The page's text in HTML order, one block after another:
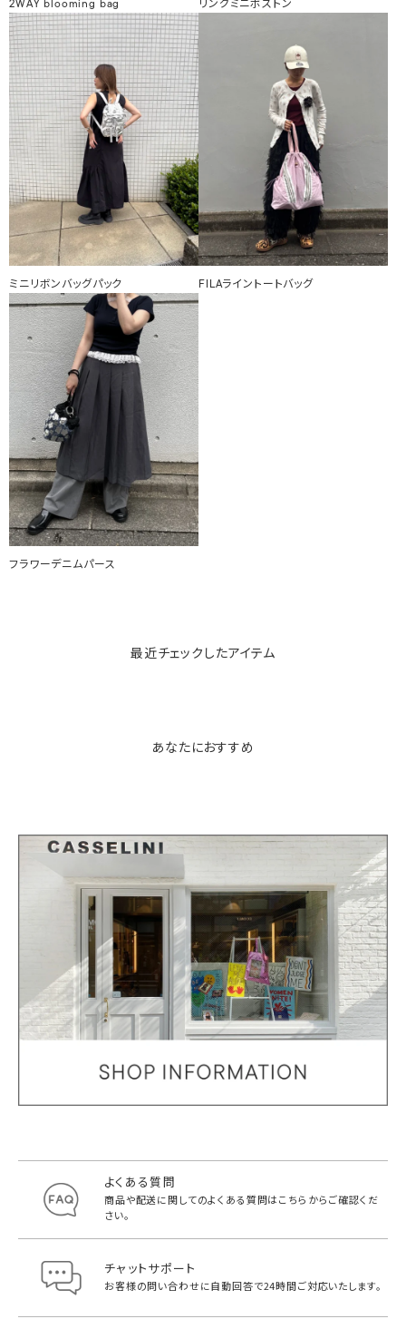
2WAY blooming bag リングミニボストン
ミニリボンバッグパック FILAライントートバッグ
フラワーデニムパース
最近チェックしたアイテム
あなたにおすすめ
よくある質問
商品や配送に関してのよくある質問はこちらからご確認くだ
さい。
チャットサポート
お客様の問い合わせに自動回答で24時間ご対応いたします。